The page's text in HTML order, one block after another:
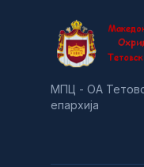
МПЦ - ОА
епархија